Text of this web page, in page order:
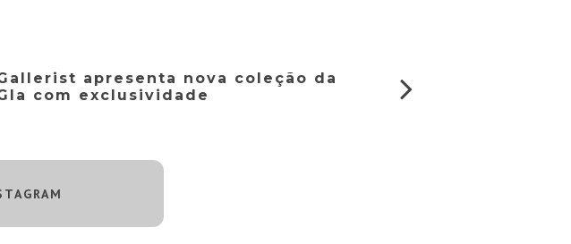
apresenta nova coleção da
com exclusividade